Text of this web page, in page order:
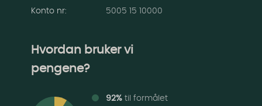
Konto nr: 5005 15 10000
Hvordan bruker vi
pengene?
92% til formålet